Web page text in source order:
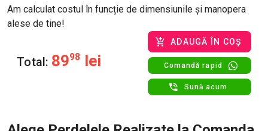
Am calculat costul în funcție de dimensiunile și manopera
alese de tine!
Total: 8998 lei
ADAUGĂ ÎN COȘ
Comandă rapid
Sună acum